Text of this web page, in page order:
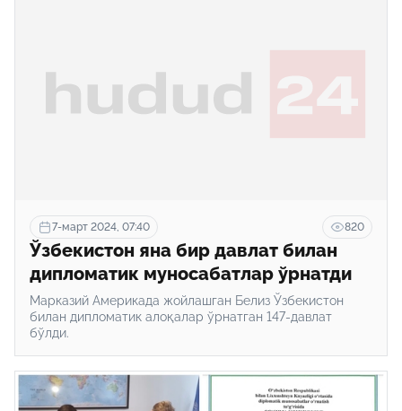
7-март 2024, 07:40 820
Ўзбекистон яна бир давлат билан
дипломатик муносабатлар ўрнатди
Марказий Америкада жойлашган Белиз Ўзбекистон
билан дипломатик алоқалар ўрнатган 147-давлат
бўлди.